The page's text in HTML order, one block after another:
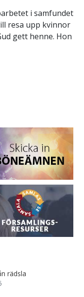
i samfundet
resa upp kvinnor
gett henne. Hon
rädsla